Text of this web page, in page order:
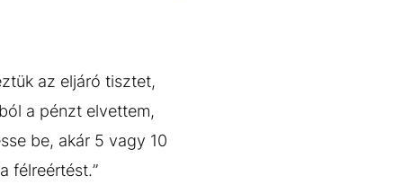
az eljáró tisztet,
a pénzt elvettem,
be, akár 5 vagy 10
félreértést.”